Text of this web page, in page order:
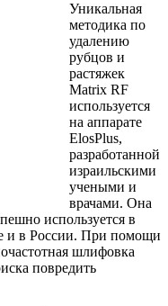
Уникальная
методика по
удалению
рубцов и
растяжек
Matrix RF
используется
на аппарате
ElosPlus,
разработанной
израильскими
учеными и
врачами. Она
используется в
и в России. При помощи
шлифовка
повредить